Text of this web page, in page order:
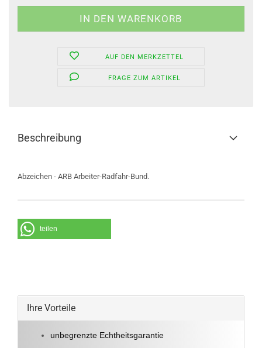
AUF DEN MERKZETTEL
FRAGE ZUM ARTIKEL
Beschreibung
Abzeichen - ARB Arbeiter-Radfahr-Bund.
teilen
Ihre Vorteile
unbegrenzte Echtheitsgarantie